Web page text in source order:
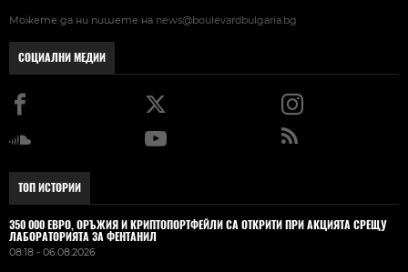
Можете да ни пишете на news@boulevardbulgaria.bg
СОЦИАЛНИ МЕДИИ
ТОП ИСТОРИИ
350 000 ЕВРО, ОРЪЖИЯ И КРИПТОПОРТФЕЙЛИ СА ОТКРИТИ ПРИ АКЦИЯТА СРЕЩУ
ЛАБОРАТОРИЯТА ЗА ФЕНТАНИЛ
08:18 - 06.08.2026